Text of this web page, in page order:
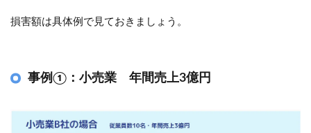
損害額は具体例で見ておきましょう。
事例①：小売業 年間売上3億円